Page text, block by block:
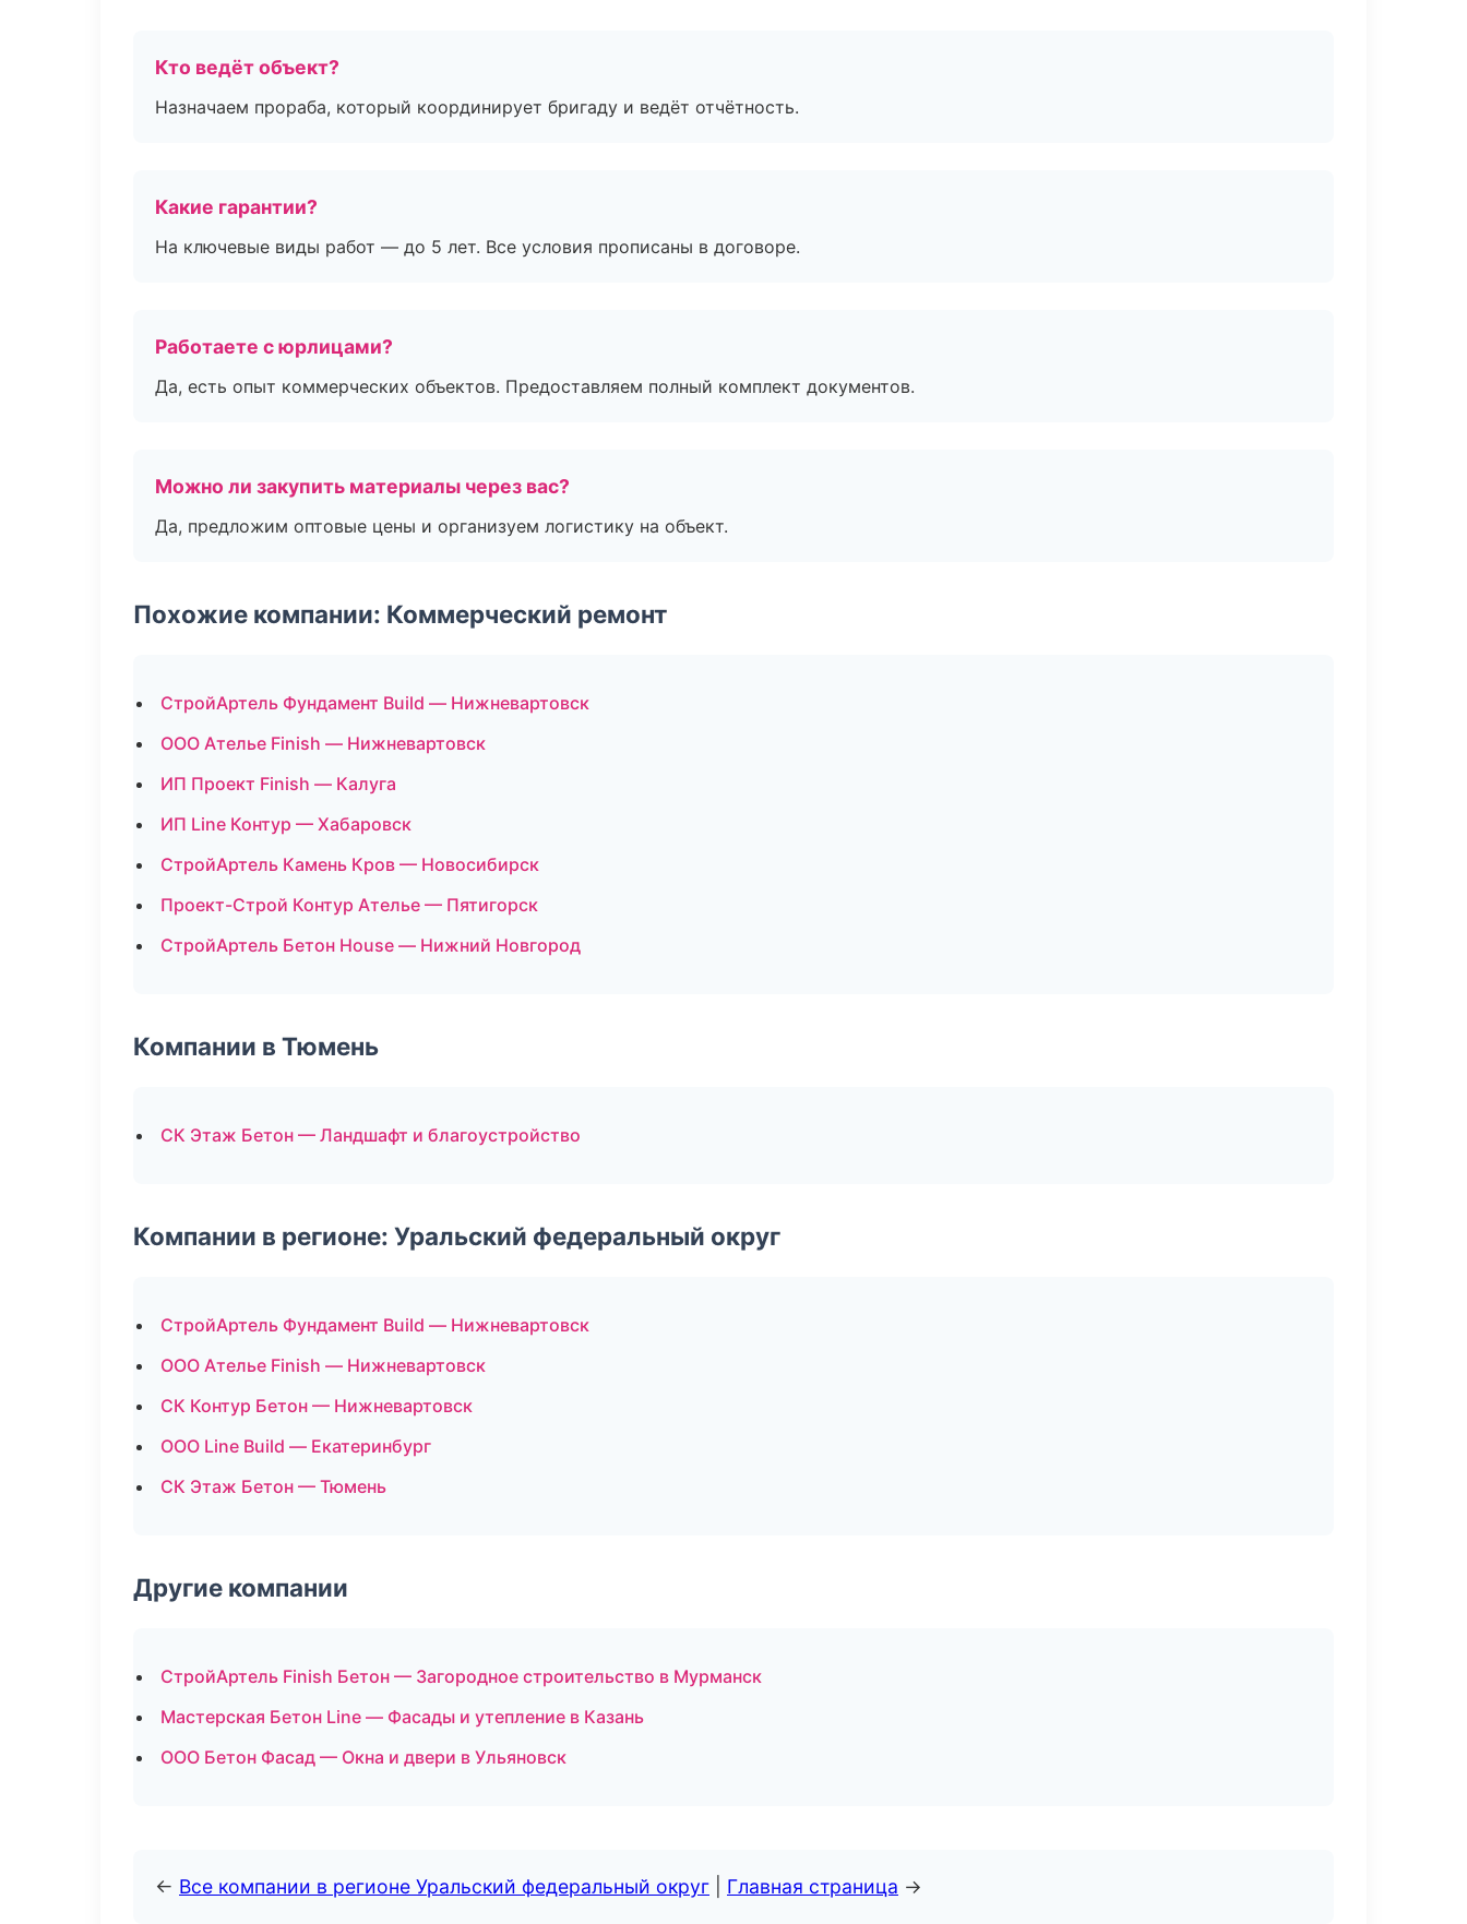
Кто ведёт объект?
Назначаем прораба, который координирует бригаду и ведёт отчётность.
Какие гарантии?
На ключевые виды работ — до 5 лет. Все условия прописаны в договоре.
Работаете с юрлицами?
Да, есть опыт коммерческих объектов. Предоставляем полный комплект документов.
Можно ли закупить материалы через вас?
Да, предложим оптовые цены и организуем логистику на объект.
Похожие компании: Коммерческий ремонт
СтройАртель Фундамент Build — Нижневартовск
ООО Ателье Finish — Нижневартовск
ИП Проект Finish — Калуга
ИП Line Контур — Хабаровск
СтройАртель Камень Кров — Новосибирск
Проект-Строй Контур Ателье — Пятигорск
СтройАртель Бетон House — Нижний Новгород
Компании в Тюмень
СК Этаж Бетон — Ландшафт и благоустройство
Компании в регионе: Уральский федеральный округ
СтройАртель Фундамент Build — Нижневартовск
ООО Ателье Finish — Нижневартовск
СК Контур Бетон — Нижневартовск
ООО Line Build — Екатеринбург
СК Этаж Бетон — Тюмень
Другие компании
СтройАртель Finish Бетон — Загородное строительство в Мурманск
Мастерская Бетон Line — Фасады и утепление в Казань
ООО Бетон Фасад — Окна и двери в Ульяновск
← Все компании в регионе Уральский федеральный округ Главная страница →